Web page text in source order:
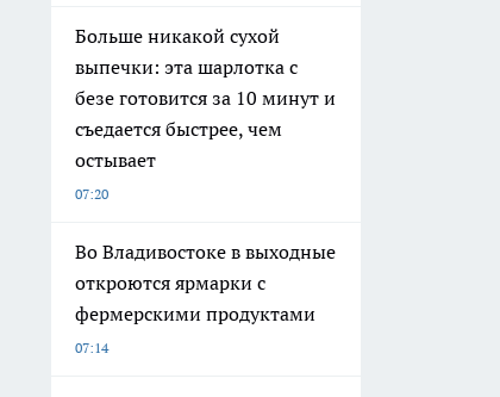
Больше никакой сухой
выпечки: эта шарлотка с
безе готовится за 10 минут и
съедается быстрее, чем
остывает
07:20
Во Владивостоке в выходные
откроются ярмарки с
фермерскими продуктами
07:14